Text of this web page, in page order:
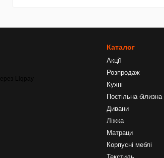
Каталог
Акції
Розпродаж
Кухні
Постільна білизна
Дивани
Ліжка
Матраци
Корпусні меблі